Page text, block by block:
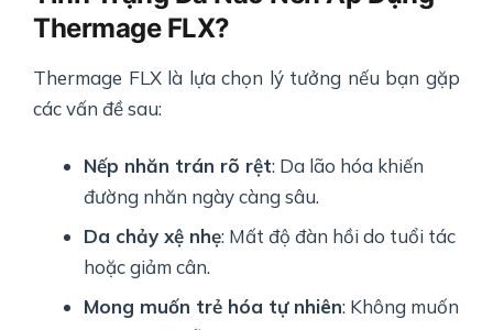
Thermage FLX?
Thermage FLX là lựa chọn lý tưởng nếu bạn gặp
các vấn đề sau:
Nếp nhăn trán rõ rệt: Da lão hóa khiến
đường nhăn ngày càng sâu.
Da chảy xệ nhẹ: Mất độ đàn hồi do tuổi tác
hoặc giảm cân.
Mong muốn trẻ hóa tự nhiên: Không muốn